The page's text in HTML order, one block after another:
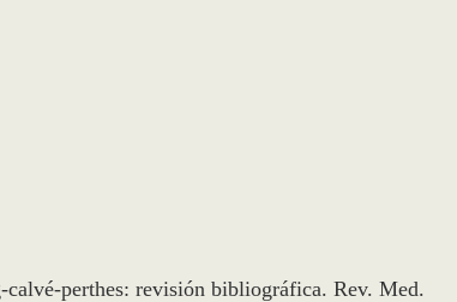
calvé-perthes: revisión bibliográfica. Rev. Med.